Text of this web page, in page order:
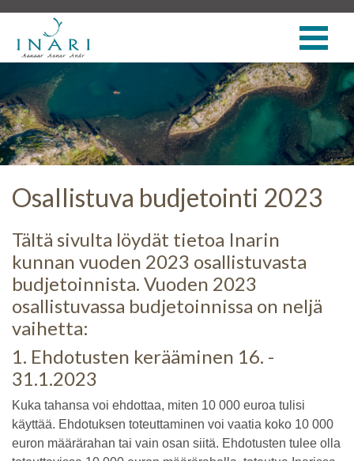
Osallistuva budjetointi 2023
Tältä sivulta löydät tietoa Inarin
kunnan vuoden 2023 osallistuvasta
budjetoinnista. Vuoden 2023
osallistuvassa budjetoinnissa on neljä
vaihetta:
1. Ehdotusten kerääminen 16. -
31.1.2023
Kuka tahansa voi ehdottaa, miten 10 000 euroa tulisi
käyttää. Ehdotuksen toteuttaminen voi vaatia koko 10 000
euron määrärahan tai vain osan siitä. Ehdotusten tulee olla